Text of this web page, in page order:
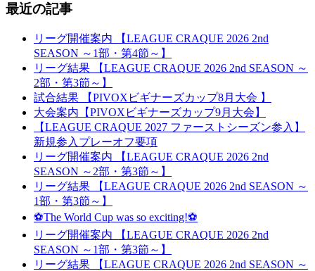
最近の記事
リーグ開催案内 【LEAGUE CRAQUE 2026 2nd
SEASON ～1部・第4節～】
リーグ結果 【LEAGUE CRAQUE 2026 2nd SEASON ～
2部・第3節～】
試合結果 【PIVOXビギナーズカップ8月大会 】
大会案内【PIVOXビギナーズカップ9月大会】
【LEAGUE CRAQUE 2027 ファーストシーズン参入】
新規参入プレーオフ要項
リーグ開催案内 【LEAGUE CRAQUE 2026 2nd
SEASON ～2部・第3節～】
リーグ結果 【LEAGUE CRAQUE 2026 2nd SEASON ～
1部・第3節～】
⚽The World Cup was so exciting!⚽
リーグ開催案内 【LEAGUE CRAQUE 2026 2nd
SEASON ～1部・第3節～】
リーグ結果 【LEAGUE CRAQUE 2026 2nd SEASON ～